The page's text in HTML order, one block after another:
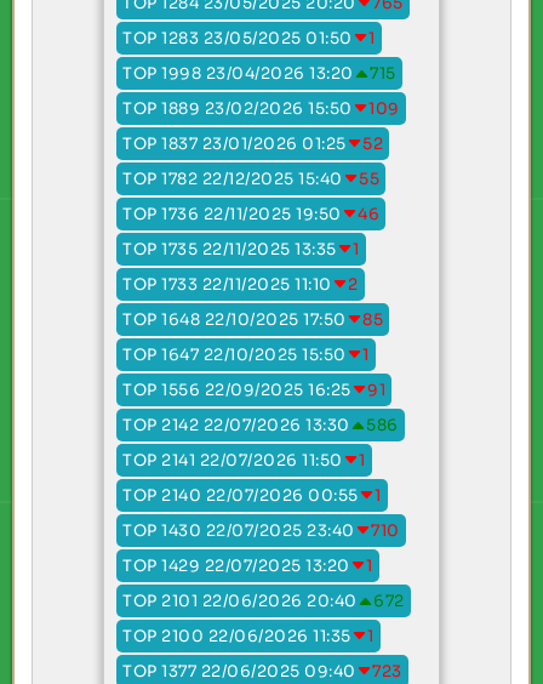
TOP 1283 23/05/2025 01:50
1
TOP 1998 23/04/2026 13:20
715
TOP 1889 23/02/2026 15:50
109
TOP 1837 23/01/2026 01:25
52
TOP 1782 22/12/2025 15:40
55
TOP 1736 22/11/2025 19:50
46
TOP 1735 22/11/2025 13:35
1
TOP 1733 22/11/2025 11:10
2
TOP 1648 22/10/2025 17:50
85
TOP 1647 22/10/2025 15:50
1
TOP 1556 22/09/2025 16:25
91
TOP 2142 22/07/2026 13:30
586
TOP 2141 22/07/2026 11:50
1
TOP 2140 22/07/2026 00:55
1
TOP 1430 22/07/2025 23:40
710
TOP 1429 22/07/2025 13:20
1
TOP 2101 22/06/2026 20:40
672
TOP 2100 22/06/2026 11:35
1
TOP 1377 22/06/2025 09:40
723